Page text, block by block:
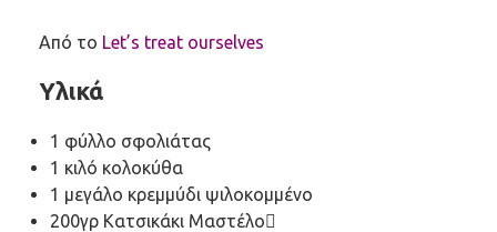
Από το Let’s treat ourselves
Υλικά
1 φύλλο σφολιάτας
1 κιλό κολοκύθα
1 μεγάλο κρεμμύδι ψιλοκομμένο
200γρ Κατσικάκι Μαστέλο